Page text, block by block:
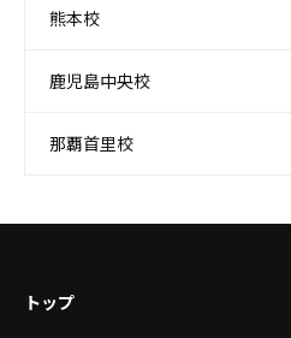
熊本校
鹿児島中央校
那覇首里校
トップ